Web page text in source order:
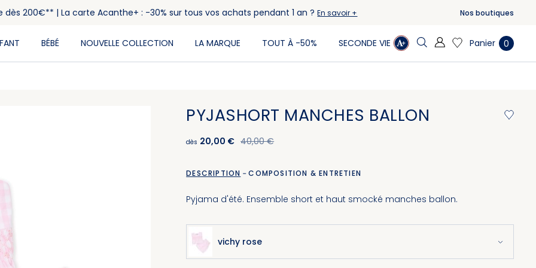
dès 200€** | La carte Acanthe+ : -30% sur tous vos achats pendant 1 an ?En savoir + Nos boutiques
BÉBÉ NOUVELLE COLLECTION LA MARQUE TOUT À -50% SECONDE VIE Panier 0
PYJASHORT MANCHES BALLON
dès 20,00 € 40,00 €
DESCRIPTION
Pyjama d'été. Ensemble short et haut smocké manches ballon.
COMPOSITION & ENTRETIEN
vichy rose